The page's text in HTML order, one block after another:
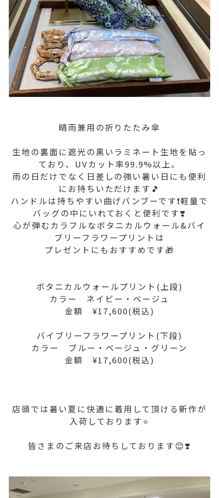
晴雨兼用の折りたたみ傘
生地の裏面に遮光の黒いラミネート生地を貼っ
ており、UVカット率99.9%以上。
雨の日だけでなく日差しの強い暑い日にも便利
にお持ちいただけます🎵
ハンドルは持ちやすい曲げバンブーです❗️軽量で
バッグの中にいれておくと便利です❣️
心が弾むカラフルなボタニカルウォール&バイ
ブリーフラワープリントは
プレゼントにもおすすめです🎁
ボタニカルウォールプリント(上段)
カラー ネイビー・ベージュ
金額 ¥17,600(税込)
バイブリーフラワープリント(下段)
カラー ブルー・ベージュ・グリーン
金額 ¥17,600(税込)
店頭では暑い夏に快適に着用して頂ける新作が
入荷しております⭐️
皆さまのご来店お待ちしております😊❣️